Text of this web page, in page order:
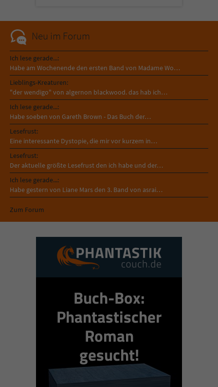
Neu im Forum
Ich lese gerade...:
Habe am Wochenende den ersten Band von Madame Wo…
Lieblings-Kreaturen:
"der wendigo" von algernon blackwood. das hab ich…
Ich lese gerade...:
Habe soeben von Gareth Brown - Das Buch der…
Lesefrust:
Eine interessante Dystopie, die mir vor kurzem in…
Lesefrust:
Der aktuelle größte Lesefrust den ich habe und der…
Ich lese gerade...:
Habe gestern von Liane Mars den 3. Band von asrai…
Zum Forum
Buch-Box:
Phantastischer
Roman
gesucht!